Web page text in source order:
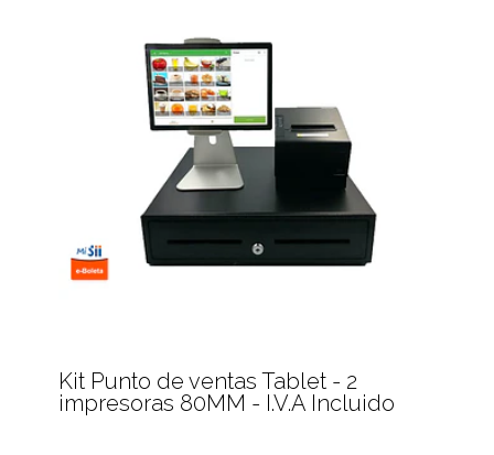
Kit Punto de ventas Tablet - 2
impresoras 80MM - I.V.A Incluido